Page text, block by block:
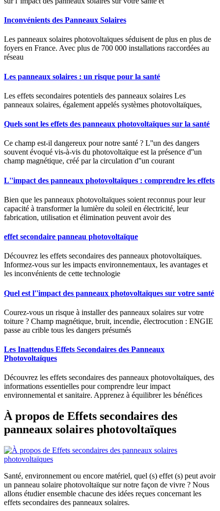
Inconvénients des Panneaux Solaires
Les panneaux solaires photovoltaïques séduisent de plus en plus de
foyers en France. Avec plus de 700 000 installations raccordées au
réseau
Les panneaux solaires : un risque pour la santé
Les effets secondaires potentiels des panneaux solaires Les
panneaux solaires, également appelés systèmes photovoltaïques,
Quels sont les effets des panneaux photovoltaïques sur la santé
Ce champ est-il dangereux pour notre santé ? L''un des dangers
souvent évoqué vis-à-vis du photovoltaïque est la présence d''un
champ magnétique, créé par la circulation d''un courant
L''impact des panneaux photovoltaïques : comprendre les effets
Bien que les panneaux photovoltaïques soient reconnus pour leur
capacité à transformer la lumière du soleil en électricité, leur
fabrication, utilisation et élimination peuvent avoir des
effet secondaire panneau photovoltaïque
Découvrez les effets secondaires des panneaux photovoltaïques.
Informez-vous sur les impacts environnementaux, les avantages et
les inconvénients de cette technologie
Quel est l''impact des panneaux photovoltaïques sur votre santé
Courez-vous un risque à installer des panneaux solaires sur votre
toiture ? Champ magnétique, bruit, incendie, électrocution : ENGIE
passe au crible tous les dangers présumés
Les Inattendus Effets Secondaires des Panneaux
Photovoltaïques
Découvrez les effets secondaires des panneaux photovoltaïques, des
informations essentielles pour comprendre leur impact
environnemental et sanitaire. Apprenez à équilibrer les bénéfices
À propos de Effets secondaires des
panneaux solaires photovoltaïques
Santé, environnement ou encore matériel, quel (s) effet (s) peut avoir
un panneau solaire photovoltaïque sur notre façon de vivre ? Nous
allons étudier ensemble chacune des idées reçues concernant les
effets secondaires des panneaux solaires.